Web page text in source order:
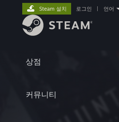
상점
커뮤니티
Steam 설치 로그인 언어